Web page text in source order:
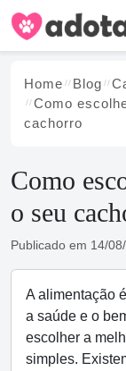
Home Blog
Como
cachorro
Como
o seu
Publicado em 14/
A alimentação
a saúde e o
escolher a
simples.